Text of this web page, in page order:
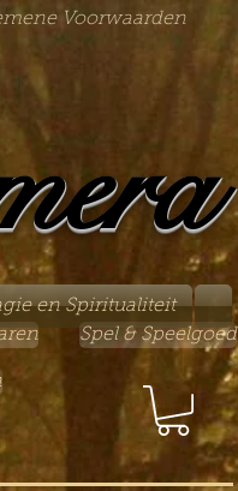
Voorwaarden
en Spiritualiteit
Spel & Speelgoed